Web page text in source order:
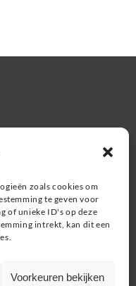
zoals cookies om
te geven voor
of unieke ID's op deze
intrekt, kan dit een
Voorkeuren bekijken